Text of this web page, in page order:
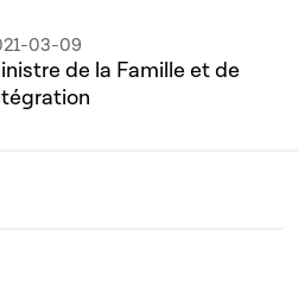
03-09
de la Famille et de